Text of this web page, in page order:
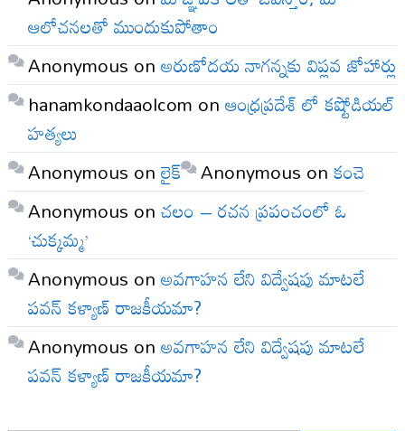
ఆలోచనలతో ముందుకుపోతాం
Anonymous onఅరుణోదయ నాగన్నకు విప్లవ జోహార్లు
hanamkondaaolcom onఆంధ్రప్రదేశ్ లో కష్టోడియల్
హత్యలు
Anonymous onలైక్ Anonymous onకంచె
Anonymous onచలం – రచన ప్రపంచంలో ఓ
‘చుక్కమ్మ’
Anonymous onఅవగాహన లేని విద్వేషపు మాటలే
పవన్ కళ్యాణ్ రాజకీయమా?
Anonymous onఅవగాహన లేని విద్వేషపు మాటలే
పవన్ కళ్యాణ్ రాజకీయమా?